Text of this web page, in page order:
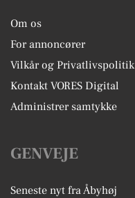
Om os
For annoncører
Vilkår og Privatlivspolitik
Kontakt VORES Digital
Administrer samtykke
GENVEJE
Seneste nyt fra Åbyhøj